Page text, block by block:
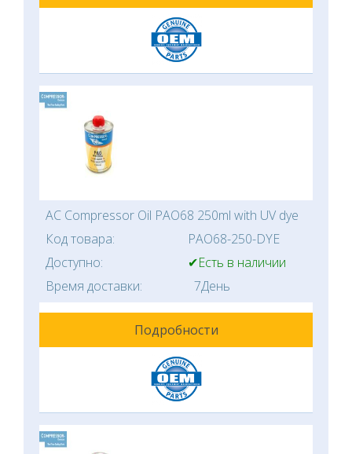
AC Compressor Oil PAO68 250ml with UV dye
Код товара:
PAO68-250-DYE
Доступно:
✔Есть в наличии
Время доставки:
7День
Подробности